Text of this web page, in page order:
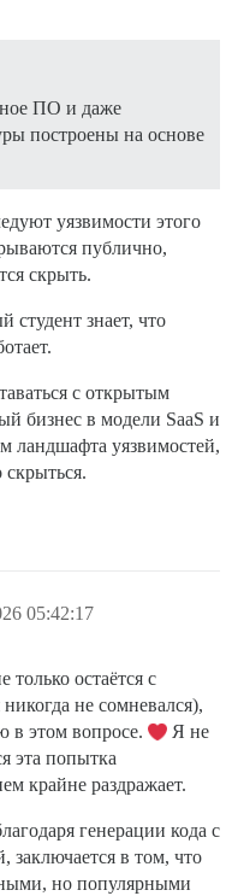
ПО и даже
построены на основе
уязвимости этого
публично,
скрыть.
знает, что
с открытым
бизнес в модели SaaS и
ландшафта уязвимостей,
скрыться.
05:42:17
только остаётся с
не сомневался),
в этом вопросе.
Я не
эта попытка
крайне раздражает.
генерации кода с
в том, что
но популярными